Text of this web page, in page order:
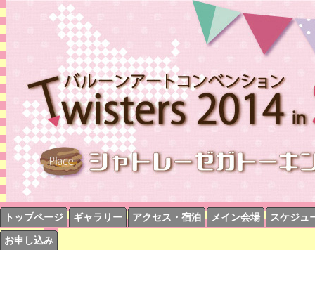
トップページ ギャラリー アクセス・宿泊 メイン会場 スケジュ
お申し込み